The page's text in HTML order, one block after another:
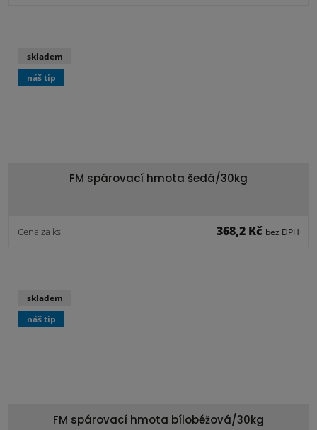
FM spárovací hmota šedá/30kg
Cena za ks: 368,2 Kč bez DPH
skladem
náš tip
FM spárovací hmota bílobéžová/30kg
skladem
náš tip